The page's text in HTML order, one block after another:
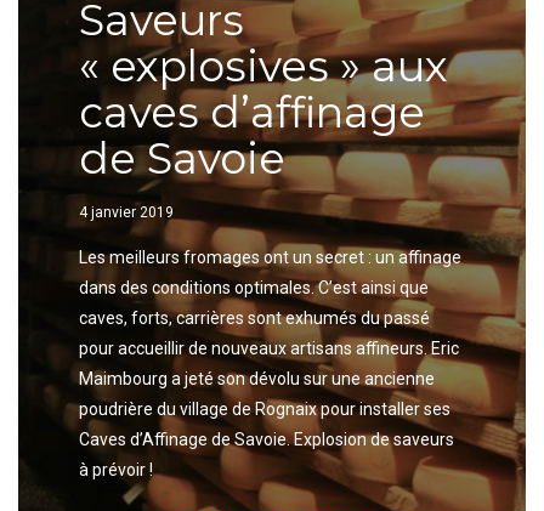
Saveurs
« explosives » aux
caves d’affinage
de Savoie
4 janvier 2019
Les meilleurs fromages ont un secret : un affinage
dans des conditions optimales. C’est ainsi que
caves, forts, carrières sont exhumés du passé
pour accueillir de nouveaux artisans affineurs. Eric
Maimbourg a jeté son dévolu sur une ancienne
poudrière du village de Rognaix pour installer ses
Caves d’Affinage de Savoie. Explosion de saveurs
à prévoir !